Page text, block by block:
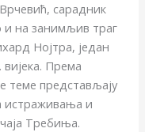
сарадник
и на занимљив траг
Нојтра, један
вијека. Према
теме представљају
истраживања и
Требиња.